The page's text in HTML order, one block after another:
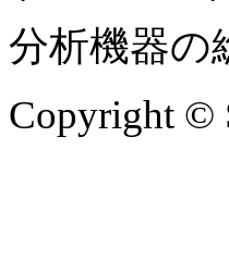
分析機器の
Copyright ©